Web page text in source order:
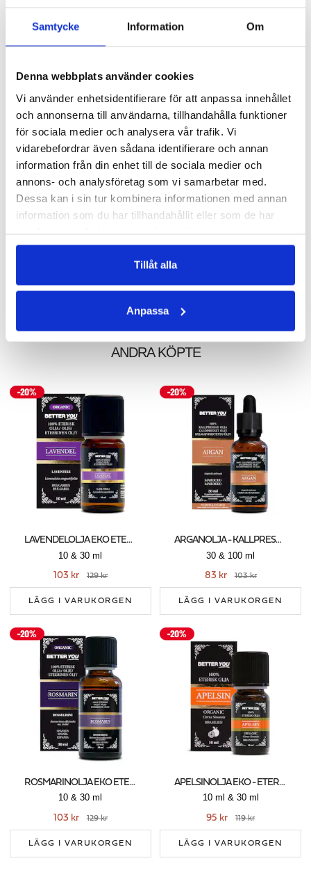
Samtycke Information Om
Denna webbplats använder cookies
Vi använder enhetsidentifierare för att anpassa innehållet
och annonserna till användarna, tillhandahålla funktioner
för sociala medier och analysera vår trafik. Vi
vidarebefordrar även sådana identifierare och annan
information från din enhet till de sociala medier och
annons- och analysföretag som vi samarbetar med.
Dessa kan i sin tur kombinera informationen med annan
information som du har tillhandahållit eller som de har
Tillåt alla
Anpassa
100 & 250 ml
259 kr
AVOKADOOLJA - KALLPRESSAD
169 kr
LÄGG I VARUKORGEN
RICINOLJA - KALLPRESSAD
75 kr 94 kr
LÄGG I VARUKORGEN
ANDRA KÖPTE
LAVENDELOLJA EKO ETERISK
10 & 30 ml
103 kr 129 kr
LÄGG I VARUKORGEN
ARGANOLJA - KALLPRESSAD
30 & 100 ml
83 kr 103 kr
LÄGG I VARUKORGEN
ROSMARINOLJA EKO ETERISK
10 & 30 ml
103 kr 129 kr
LÄGG I VARUKORGEN
APELSINOLJA EKO - ETERISK
10 ml & 30 ml
95 kr 119 kr
LÄGG I VARUKORGEN